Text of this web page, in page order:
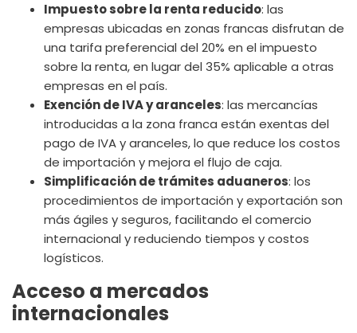
Impuesto sobre la renta reducido: las
empresas ubicadas en zonas francas disfrutan de
una tarifa preferencial del 20% en el impuesto
sobre la renta, en lugar del 35% aplicable a otras
empresas en el país.
Exención de IVA y aranceles: las mercancías
introducidas a la zona franca están exentas del
pago de IVA y aranceles, lo que reduce los costos
de importación y mejora el flujo de caja.
Simplificación de trámites aduaneros: los
procedimientos de importación y exportación son
más ágiles y seguros, facilitando el comercio
internacional y reduciendo tiempos y costos
logísticos.
Acceso a mercados
internacionales